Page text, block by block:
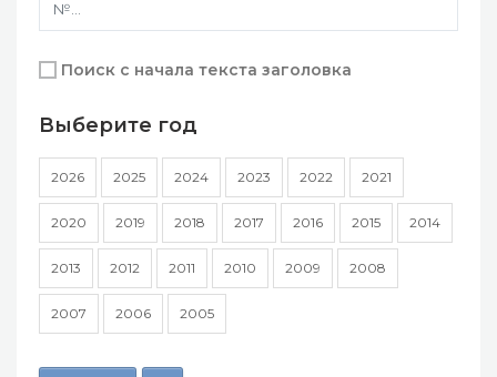
Поиск с начала текста заголовка
Выберите год
2026 2025 2024 2023 2022 2021
2020 2019 2018 2017 2016 2015 2014
2013 2012 2011 2010 2009 2008
2007 2006 2005